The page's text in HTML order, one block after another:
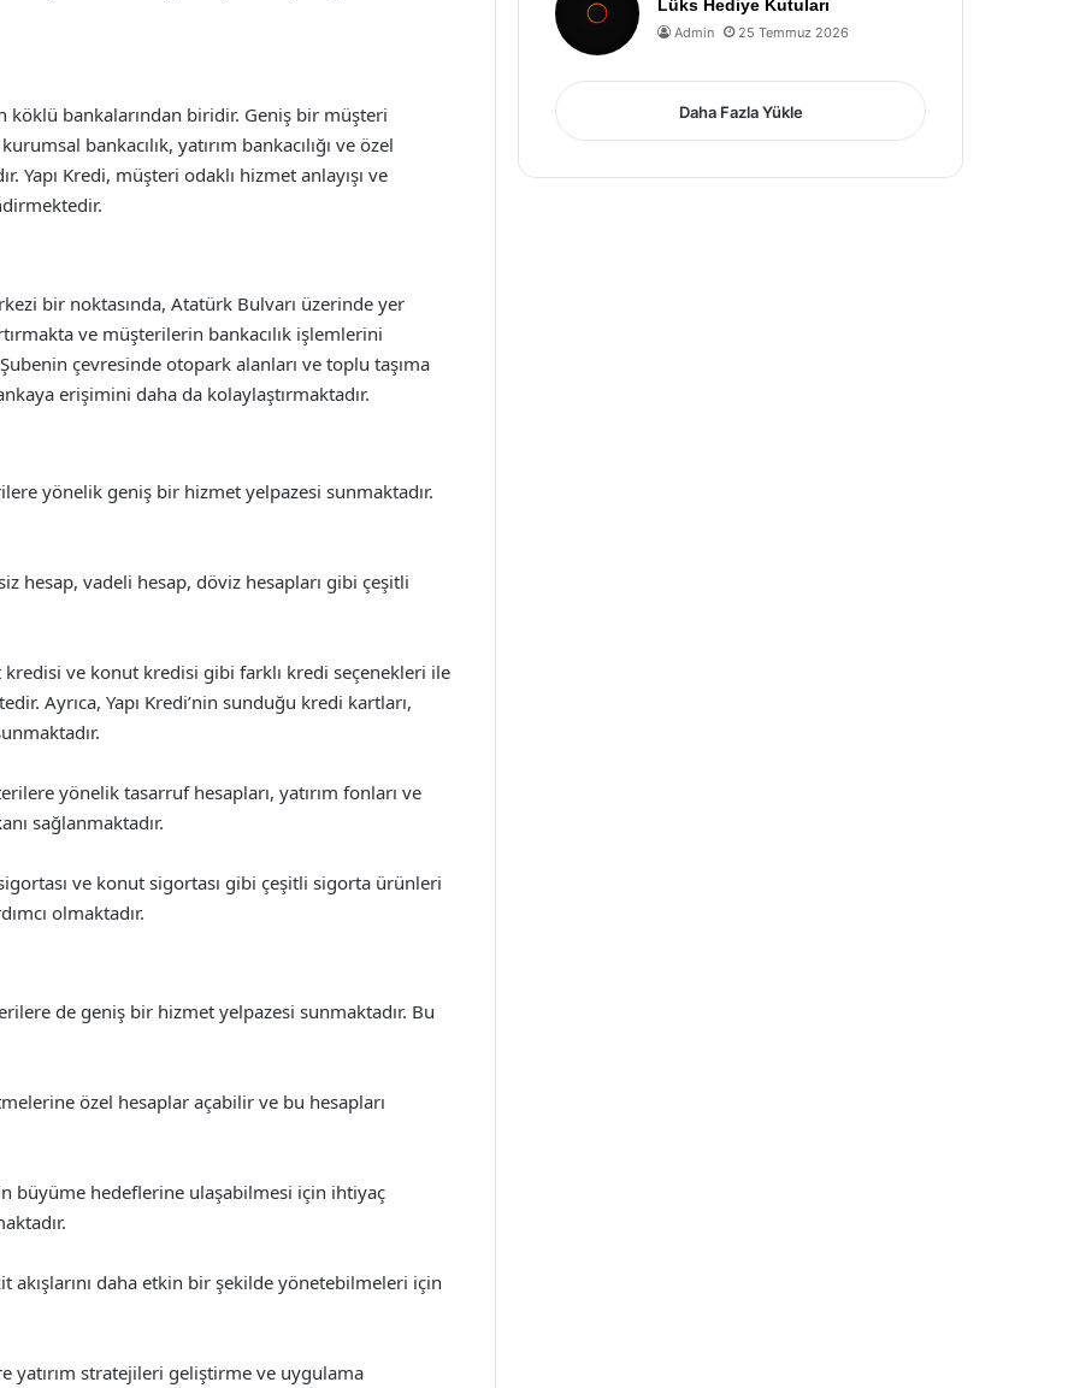
köklü bankalarından biridir. Geniş bir müşteri
bankacılık, yatırım bankacılığı ve özel
Yapı Kredi, müşteri odaklı hizmet anlayışı ve
bir noktasında, Atatürk Bulvarı üzerinde yer
ve müşterilerin bankacılık işlemlerini
çevresinde otopark alanları ve toplu taşıma
erişimini daha da kolaylaştırmaktadır.
yönelik geniş bir hizmet yelpazesi sunmaktadır.
hesap, vadeli hesap, döviz hesapları gibi çeşitli
ve konut kredisi gibi farklı kredi seçenekleri ile
Ayrıca, Yapı Kredi’nin sunduğu kredi kartları,
yönelik tasarruf hesapları, yatırım fonları ve
sağlanmaktadır.
ve konut sigortası gibi çeşitli sigorta ürünleri
olmaktadır.
de geniş bir hizmet yelpazesi sunmaktadır. Bu
özel hesaplar açabilir ve bu hesapları
büyüme hedeflerine ulaşabilmesi için ihtiyaç
daha etkin bir şekilde yönetebilmeleri için
yatırım stratejileri geliştirme ve uygulama
Lüks Hediye Kutuları
Admin 25 Temmuz 2026
Daha Fazla Yükle